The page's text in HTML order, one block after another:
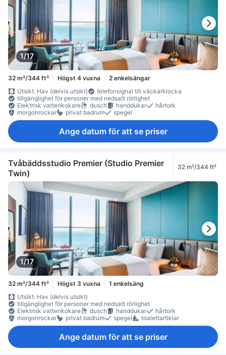
1/17
32 m²/344 ft² Högst 4 vuxna
2 enkelsängar
Utsikt: Hav (delvis utsikt)
telefonsignal till väckarklocka
tillgänglighet för personer med nedsatt rörlighet
Elektrisk vattenkokare
dusch handdukar
hårtork
morgonrockar
privat badrum spegel
Ange datum för att se priser
Tvåbäddsstudio Premier (Studio Premier
Twin)
32 m²/344 ft²
1/17
32 m²/344 ft² Högst 3 vuxna
1 enkelsäng
Utsikt: Hav (delvis utsikt)
tillgänglighet för personer med nedsatt rörlighet
Elektrisk vattenkokare
dusch handdukar
hårtork
morgonrockar
privat badrum spegel toalettartiklar
Ange datum för att se priser